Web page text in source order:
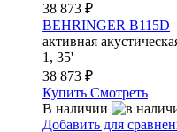
38 873 ₽
BEHRINGER B115D
активная
1, 35'
38 873 ₽
Купить Смотреть
В наличии
Добавить для